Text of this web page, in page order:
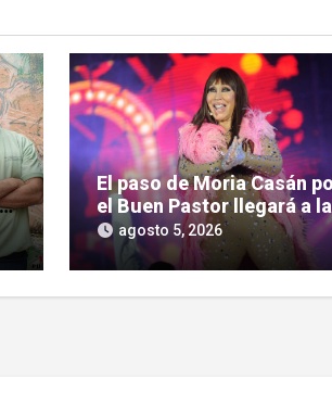
El paso de Moria Casán
el Buen Pastor llegará a la
pantalla chica en su
serie documental
agosto 5, 2026